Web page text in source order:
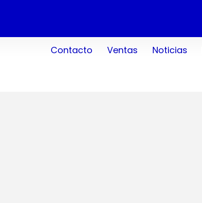
Contacto Ventas Noticias